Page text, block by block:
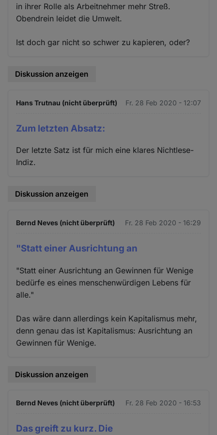
in ihrer Rolle als Arbeitnehmer mehr Streß.
Obendrein leidet die Umwelt.
Ist doch gar nicht so schwer zu kapieren, oder?
Diskussion anzeigen
Hans Trutnau (nicht überprüft) Fr. 28 Feb 2020 - 12:07
Zum letzten Absatz:
Der letzte Satz ist für mich eine klares Nichtlese-
Indiz.
Diskussion anzeigen
Bernd Neves (nicht überprüft) Fr. 28 Feb 2020 - 16:29
"Statt einer Ausrichtung an
"Statt einer Ausrichtung an Gewinnen für Wenige
bedürfe es eines menschenwürdigen Lebens für
alle."
Das wäre dann allerdings kein Kapitalismus mehr,
denn genau das ist Kapitalismus: Ausrichtung an
Gewinnen für Wenige.
Diskussion anzeigen
Bernd Neves (nicht überprüft) Fr. 28 Feb 2020 - 16:53
Das greift zu kurz. Die